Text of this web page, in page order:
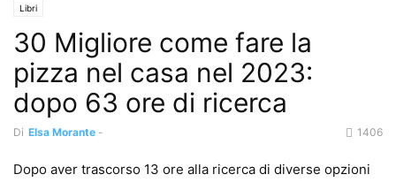
Libri
30 Migliore come fare la
pizza nel casa nel 2023:
dopo 63 ore di ricerca
Di Elsa Morante - 1406
Dopo aver trascorso 13 ore alla ricerca di diverse opzioni